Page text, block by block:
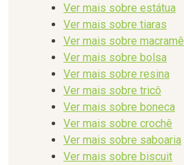
Ver mais sobre estátua
Ver mais sobre tiaras
Ver mais sobre macramê
Ver mais sobre bolsa
Ver mais sobre resina
Ver mais sobre tricô
Ver mais sobre boneca
Ver mais sobre crochê
Ver mais sobre saboaria
Ver mais sobre biscuit